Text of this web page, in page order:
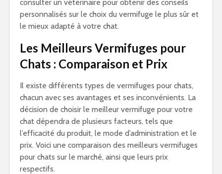
consulter un vétérinaire pour obtenir des conseils
personnalisés sur le choix du vermifuge le plus sûr et
le mieux adapté à votre chat.
Les Meilleurs Vermifuges pour
Chats : Comparaison et Prix
Il existe différents types de vermifuges pour chats,
chacun avec ses avantages et ses inconvénients. La
décision de choisir le meilleur vermifuge pour votre
chat dépendra de plusieurs facteurs, tels que
l’efficacité du produit, le mode d’administration et le
prix. Voici une comparaison des meilleurs vermifuges
pour chats sur le marché, ainsi que leurs prix
respectifs.